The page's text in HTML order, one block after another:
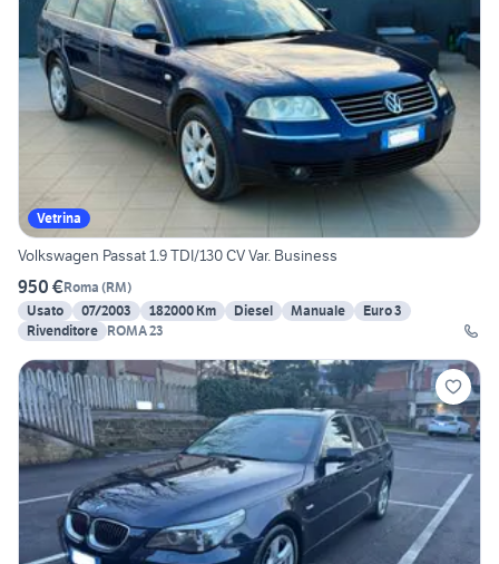
Vetrina
Volkswagen Passat 1.9 TDI/130 CV Var. Business
950 €Roma (RM)
Usato
07/2003 182000 Km Diesel Manuale
Euro 3
Rivenditore ROMA 23